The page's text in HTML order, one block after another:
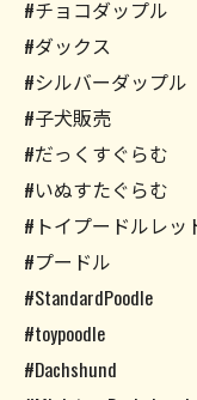
#チョコダップル
#ダックス
#シルバーダップル
#子犬販売
#だっくすぐらむ
#いぬすたぐらむ
#トイプードルレッ
#プードル
#StandardPoodle
#toypoodle
#Dachshund